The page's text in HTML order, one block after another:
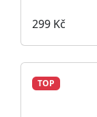
299 Kč
TOP